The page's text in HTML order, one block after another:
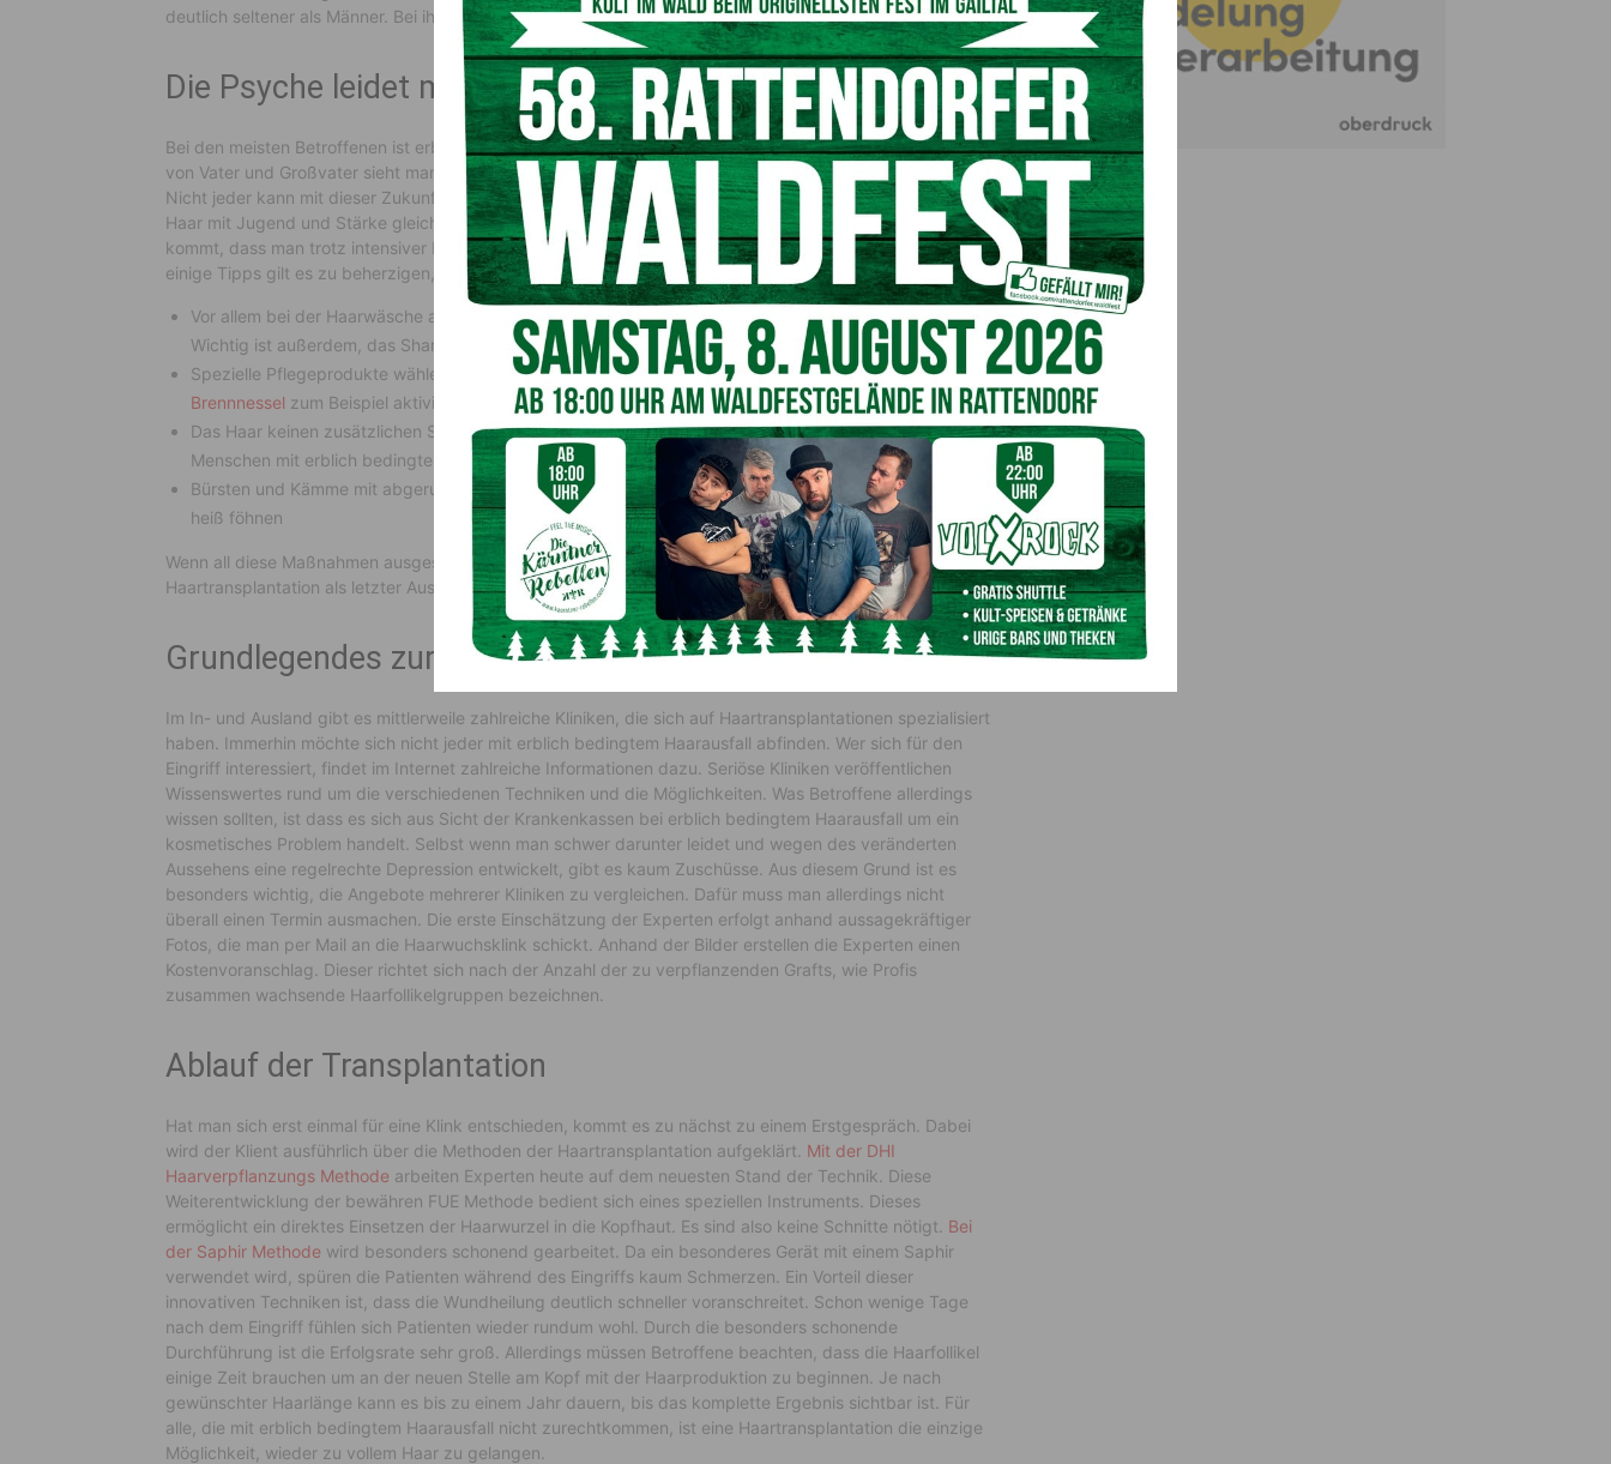
deutlich seltener als Männer. Bei ihnen spielt Testosteron selbst eine entscheidende Rolle.
Die Psyche leidet mit
Bei den meisten Betroffenen ist erblich bedingter Haarausfall geradezu vorprogrammiert. Am Haarkleid
von Vater und Großvater sieht man meisten bereits, was einen selbst in fortgeschrittenem Alter erwartet.
Nicht jeder kann mit dieser Zukunftsperspektive gut umgehen. Schließlich setzt die Gesellschaft volles
Haar mit Jugend und Stärke gleich. Mit einer Glatze wirkt man gleich um einige Jahre älter. Noch dazu
kommt, dass man trotz intensiver Forschung erblich bedingten Haarausfall nicht aufhalten kann. Doch
einige Tipps gilt es zu beherzigen, um das Problem nicht weiter zu verstärken:
Vor allem bei der Haarwäsche achtsam umgehen: Zu viel Shampoo setzt dem Haarkleid zusätzlich zu.
Wichtig ist außerdem, das Shampoo immer gut auszuspülen um die Kopfhaut weniger zu belasten
Spezielle Pflegeprodukte wählen, die sanft pflegen und milde Inhaltsstoffe enthalten.Kamille und
Brennnessel zum Beispiel aktivieren die Kopfhaut auf natürliche Weise
Das Haar keinen zusätzlichen Strapazen aussetzen: Färben, Dauerwellen oder Bleichen sollte bei
Menschen mit erblich bedingtem Haarausfall tabu sein
Bürsten und Kämme mit abgerundeten Borsten verwenden. Außerdem sollte man die Haaren nicht zu
heiß föhnen
Wenn all diese Maßnahmen ausgeschöpft sind und das Haarkleid immer mehr schwindet, bleibt oft eine
Haartransplantation als letzter Ausweg.
Grundlegendes zur Haartransplantation
Im In- und Ausland gibt es mittlerweile zahlreiche Kliniken, die sich auf Haartransplantationen spezialisiert
haben. Immerhin möchte sich nicht jeder mit erblich bedingtem Haarausfall abfinden. Wer sich für den
Eingriff interessiert, findet im Internet zahlreiche Informationen dazu. Seriöse Kliniken veröffentlichen
Wissenswertes rund um die verschiedenen Techniken und die Möglichkeiten. Was Betroffene allerdings
wissen sollten, ist dass es sich aus Sicht der Krankenkassen bei erblich bedingtem Haarausfall um ein
kosmetisches Problem handelt. Selbst wenn man schwer darunter leidet und wegen des veränderten
Aussehens eine regelrechte Depression entwickelt, gibt es kaum Zuschüsse. Aus diesem Grund ist es
besonders wichtig, die Angebote mehrerer Kliniken zu vergleichen. Dafür muss man allerdings nicht
überall einen Termin ausmachen. Die erste Einschätzung der Experten erfolgt anhand aussagekräftiger
Fotos, die man per Mail an die Haarwuchsklink schickt. Anhand der Bilder erstellen die Experten einen
Kostenvoranschlag. Dieser richtet sich nach der Anzahl der zu verpflanzenden Grafts, wie Profis
zusammen wachsende Haarfollikelgruppen bezeichnen.
Ablauf der Transplantation
Hat man sich erst einmal für eine Klink entschieden, kommt es zu nächst zu einem Erstgespräch. Dabei
wird der Klient ausführlich über die Methoden der Haartransplantation aufgeklärt. Mit der DHI
Haarverpflanzungs Methode arbeiten Experten heute auf dem neuesten Stand der Technik. Diese
Weiterentwicklung der bewähren FUE Methode bedient sich eines speziellen Instruments. Dieses
ermöglicht ein direktes Einsetzen der Haarwurzel in die Kopfhaut. Es sind also keine Schnitte nötigt. Bei
der Saphir Methode wird besonders schonend gearbeitet. Da ein besonderes Gerät mit einem Saphir
verwendet wird, spüren die Patienten während des Eingriffs kaum Schmerzen. Ein Vorteil dieser
innovativen Techniken ist, dass die Wundheilung deutlich schneller voranschreitet. Schon wenige Tage
nach dem Eingriff fühlen sich Patienten wieder rundum wohl. Durch die besonders schonende
Durchführung ist die Erfolgsrate sehr groß. Allerdings müssen Betroffene beachten, dass die Haarfollikel
einige Zeit brauchen um an der neuen Stelle am Kopf mit der Haarproduktion zu beginnen. Je nach
gewünschter Haarlänge kann es bis zu einem Jahr dauern, bis das komplette Ergebnis sichtbar ist. Für
alle, die mit erblich bedingtem Haarausfall nicht zurechtkommen, ist eine Haartransplantation die einzige
Möglichkeit, wieder zu vollem Haar zu gelangen.